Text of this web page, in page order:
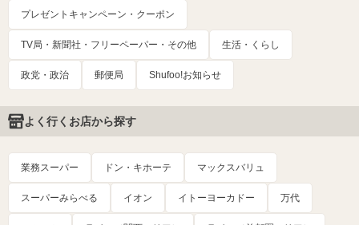
プレゼントキャンペーン・クーポン
TV局・新聞社・フリーペーパー・その他 生活・くらし
政党・政治 郵便局 Shufoo!お知らせ
よく行くお店から探す
業務スーパー ドン・キホーテ マックスバリュ
スーパーみらべる イオン イトーヨーカドー 万代